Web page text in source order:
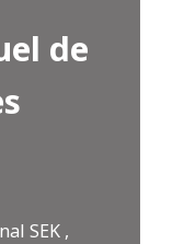
de
SEK ,